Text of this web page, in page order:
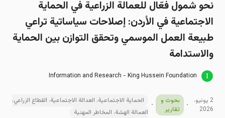
نحو شمول فعّال للعمالة الزراعية في الحماية
الاجتماعية في الأردن: إصلاحات سياساتية تراعي
طبيعة العمل الموسمي وتحقق التوازن بين الحماية
والاستدامة
Information and Research - King Hussein Foundation
2 يونيو،
2026
بحوث و
تقارير
الحماية الاجتماعية، العدالة الاجتماعية، القطاع الزراعي،
العمالة الهشة، المخاطر المهنية